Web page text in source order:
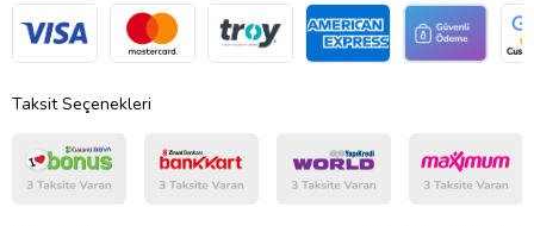
Taksit Seçenekleri